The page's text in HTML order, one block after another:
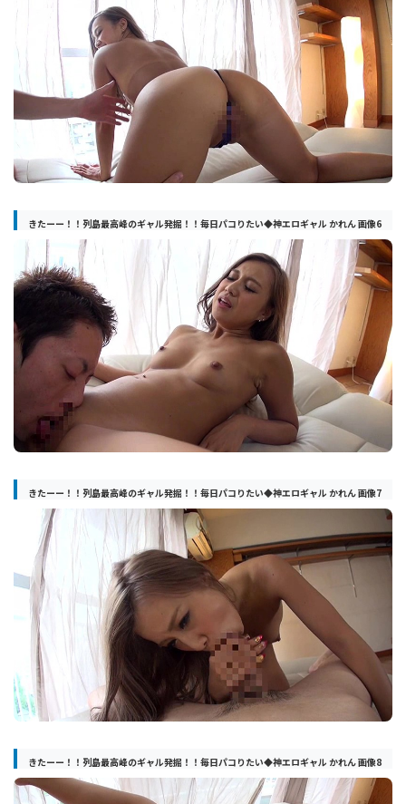
きたーー！！列島最高峰のギャル発掘！！毎日パコりたい◆神エロギャル かれん 画像6
きたーー！！列島最高峰のギャル発掘！！毎日パコりたい◆神エロギャル かれん 画像7
きたーー！！列島最高峰のギャル発掘！！毎日パコりたい◆神エロギャル かれん 画像8